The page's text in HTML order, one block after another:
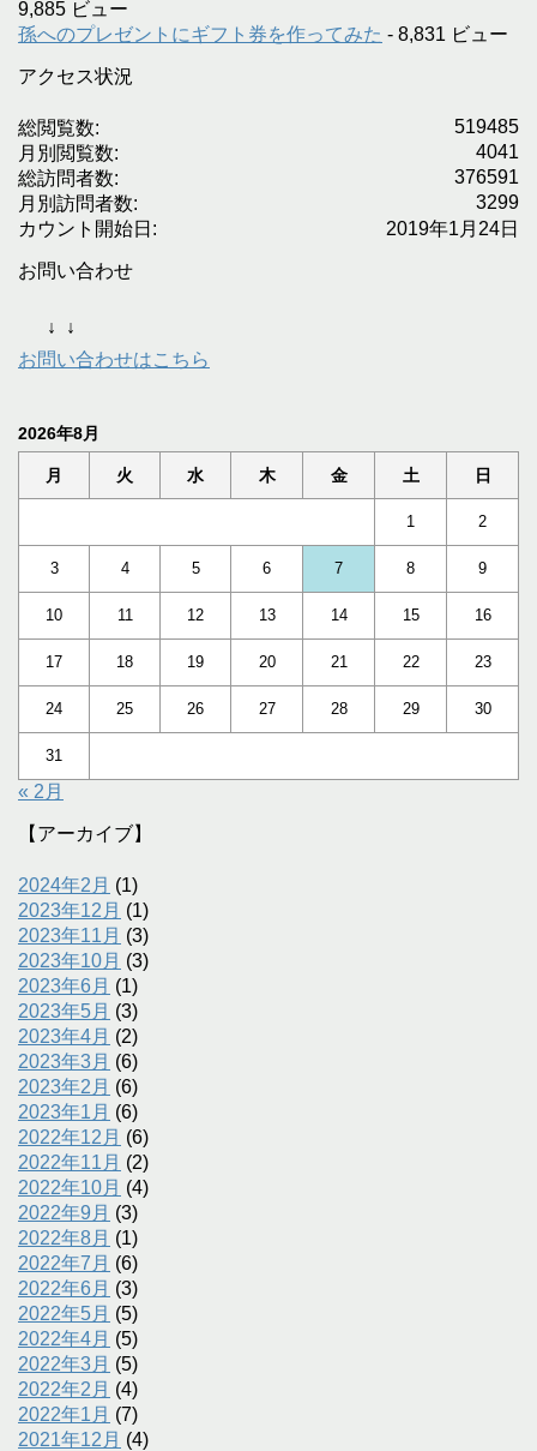
9,885 ビュー
孫へのプレゼントにギフト券を作ってみた - 8,831 ビュー
アクセス状況
519485
総閲覧数:
4041
月別閲覧数:
376591
総訪問者数:
3299
月別訪問者数:
2019年1月24日
カウント開始日:
お問い合わせ
↓
↓
お問い合わせはこちら
2026年8月
月 火 水 木 金 土 日
1 2
3 4 5 6 7 8 9
10 11 12 13 14 15 16
17 18 19 20 21 22 23
24 25 26 27 28 29 30
31
« 2月
【アーカイブ】
2024年2月 (1)
2023年12月 (1)
2023年11月 (3)
2023年10月 (3)
2023年6月 (1)
2023年5月 (3)
2023年4月 (2)
2023年3月 (6)
2023年2月 (6)
2023年1月 (6)
2022年12月 (6)
2022年11月 (2)
2022年10月 (4)
2022年9月 (3)
2022年8月 (1)
2022年7月 (6)
2022年6月 (3)
2022年5月 (5)
2022年4月 (5)
2022年3月 (5)
2022年2月 (4)
2022年1月 (7)
2021年12月 (4)